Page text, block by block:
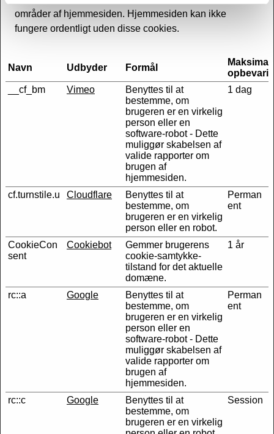
områder af hjemmesiden. Hjemmesiden kan ikke
fungere ordentligt uden disse cookies.
Navn Udbyder Formål
Maksimal
__cf_bm
Vimeo
Benyttes til at
bestemme, om
brugeren er en virkelig
person eller en
software-robot - Dette
muliggør skabelsen af
valide rapporter om
brugen af
hjemmesiden.
1 dag
cf.turnstile.u Cloudflare
Benyttes til at
bestemme, om
brugeren er en virkelig
person eller en robot.
Perman
ent
CookieCon
sent
Cookiebot
Gemmer brugerens
cookie-samtykke-
tilstand for det aktuelle
domæne.
1 år
rc::a Google
Benyttes til at
bestemme, om
brugeren er en virkelig
person eller en
software-robot - Dette
muliggør skabelsen af
valide rapporter om
brugen af
hjemmesiden.
Perman
ent
rc::c Google
Benyttes til at
bestemme, om
brugeren er en virkelig
Session